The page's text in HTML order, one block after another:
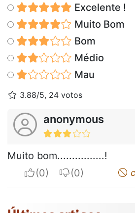
Excelente !
Muito Bom
Bom
Médio
Mau
3.88/5, 24 votos
anonymous
Muito bom................!
I apreciateI do not